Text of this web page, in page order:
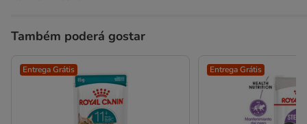
Também poderá gostar
Entrega Grátis Entrega Grátis